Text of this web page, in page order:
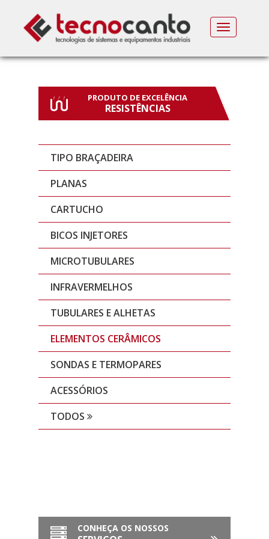
MENU
PRODUTO DE EXCELÊNCIA
RESISTÊNCIAS
TIPO BRAÇADEIRA
PLANAS
CARTUCHO
BICOS INJETORES
MICROTUBULARES
INFRAVERMELHOS
TUBULARES E ALHETAS
ELEMENTOS CERÂMICOS
SONDAS E TERMOPARES
ACESSÓRIOS
TODOS
CONHEÇA OS NOSSOS